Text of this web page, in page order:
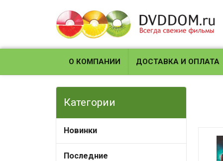
О КОМПАНИИ ДОСТАВКА И ОПЛАТА
Категории
Новинки
Последние